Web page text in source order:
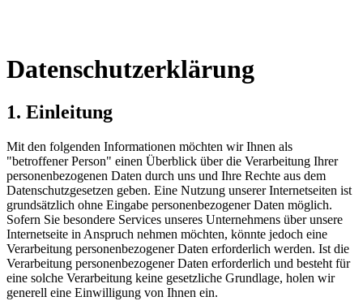
Datenschutzerklärung
1. Einleitung
Mit den folgenden Informationen möchten wir Ihnen als
"betroffener Person" einen Überblick über die Verarbeitung Ihrer
personenbezogenen Daten durch uns und Ihre Rechte aus dem
Datenschutzgesetzen geben. Eine Nutzung unserer Internetseiten ist
grundsätzlich ohne Eingabe personenbezogener Daten möglich.
Sofern Sie besondere Services unseres Unternehmens über unsere
Internetseite in Anspruch nehmen möchten, könnte jedoch eine
Verarbeitung personenbezogener Daten erforderlich werden. Ist die
Verarbeitung personenbezogener Daten erforderlich und besteht für
eine solche Verarbeitung keine gesetzliche Grundlage, holen wir
generell eine Einwilligung von Ihnen ein.